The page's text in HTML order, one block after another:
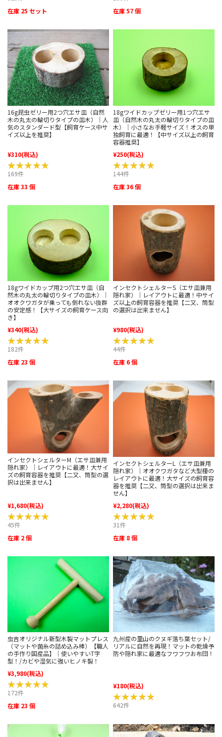
在庫 25 セット
在庫 57 個
16g昆虫ゼリー用2つ穴エサ皿（自然
木の丸太の輪切りタイプの皿木）｜人
気のスタンダード型【飼育ケース中サ
イズ以上を推奨】
¥310(税込)
★★★★★
★★★★★
169件
在庫 33 個
18gワイドカップゼリー用1つ穴エサ
皿（自然木の丸太の輪切りタイプの皿
木）｜小さなお手軽サイズ！オスの単
独飼育に最適！【中サイズ以上の飼育
容器推奨】
¥250(税込)
★★★★★
★★★★★
144件
在庫 36 個
18gワイドカップ用2つ穴エサ皿（自
然木の丸太の輪切りタイプの皿木）｜
オオクワガタが乗っても倒れない抜群
の安定感！【大サイズの飼育ケース向
き】
¥340(税込)
★★★★★
★★★★★
182件
在庫 23 個
インセクトシェルターS（エサ皿兼用
隠れ家）｜レイアウトに最適！中サイ
ズ以上の飼育容器を推奨【二又、筒型
の選択は出来ません】
¥980(税込)
★★★★★
★★★★★
44件
在庫 6 個
インセクトシェルターM（エサ皿兼用
隠れ家）｜レイアウトに最適！大サイ
ズの飼育容器を推奨【二又、筒型の選
択は出来ません】
¥1,680(税込)
★★★★★
★★★★★
45件
在庫 2 個
インセクトシェルターL（エサ皿兼用
隠れ家）｜オオクワガタなど大型種の
レイアウトに最適！大サイズの飼育容
器を推奨【二又、筒型の選択は出来ま
せん】
¥2,280(税込)
★★★★★
★★★★★
31件
在庫 8 個
虫吉オリジナル新型木製マットプレス
（マットや菌糸の詰め込み棒）【職人
の手作り国産品】｜使いやすいT字
型！/カビや湿気に強いヒノキ製！
¥3,980(税込)
★★★★★
★★★★★
172件
在庫 23 個
九州産の里山のクヌギ落ち葉セット/
リアルに自然を再現！マットの乾燥予
防や隠れ家に最適なフワフワお布団！
¥180(税込)
★★★★★
★★★★★
642件